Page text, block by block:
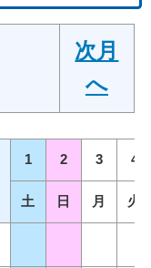
次月
へ
1 2 3 4
土 日 月 火